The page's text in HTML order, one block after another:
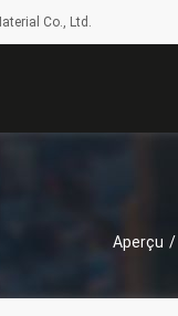
Co., Ltd.
Aperçu /